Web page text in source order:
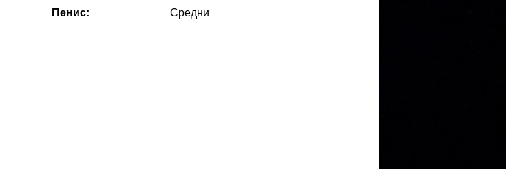
Пенис:
Средни